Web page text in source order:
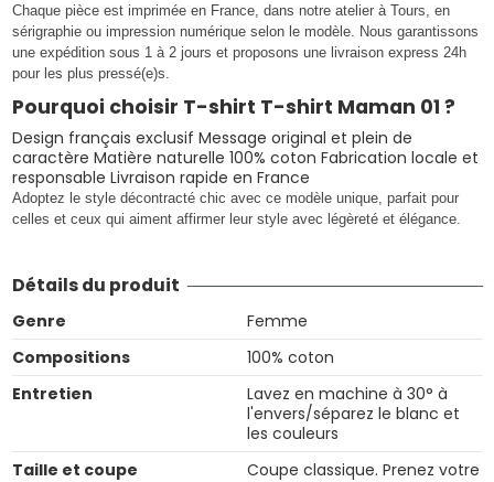
Chaque pièce est imprimée en France, dans notre atelier à Tours, en
sérigraphie ou impression numérique selon le modèle. Nous garantissons
une expédition sous 1 à 2 jours et proposons une livraison express 24h
pour les plus pressé(e)s.
Pourquoi choisir T-shirt T-shirt Maman 01 ?
Design français exclusif Message original et plein de
caractère Matière naturelle 100% coton Fabrication locale et
responsable Livraison rapide en France
Adoptez le style décontracté chic avec ce modèle unique, parfait pour
celles et ceux qui aiment affirmer leur style avec légèreté et élégance.
Détails du produit
Genre
Femme
Compositions
100% coton
Entretien
Lavez en machine à 30° à
l'envers/séparez le blanc et
les couleurs
Taille et coupe
Coupe classique. Prenez votre